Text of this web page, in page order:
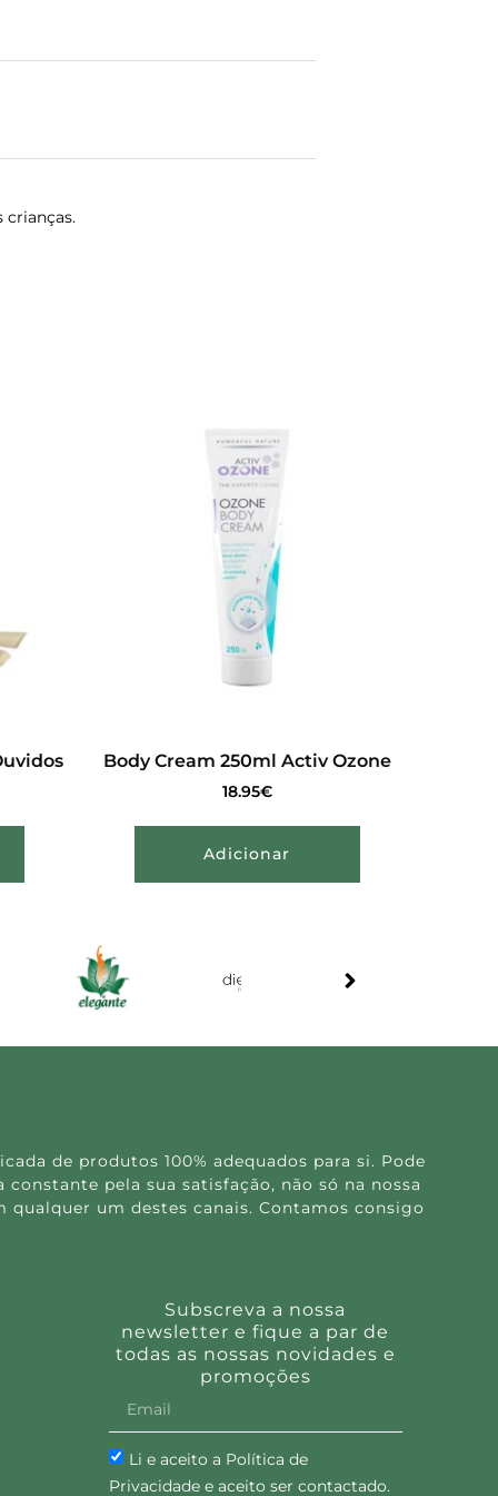
crianças.
Body Cream 250ml Activ Ozone
18.95€
Adicionar
de produtos 100% adequados para si. Pode
pela sua satisfação, não só na nossa
um destes canais. Contamos consigo
Subscreva a nossa
newsletter e fique a par de
todas as nossas novidades e
promoções
Li e aceito a Política de
Privacidade e aceito ser contactado.